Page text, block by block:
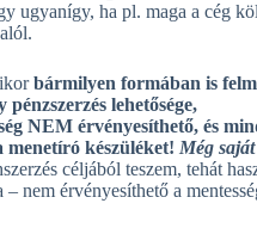
ugyanígy, ha pl. maga a cég
bármilyen formában is
pénzszerzés lehetősége,
NEM érvényesíthető, és
menetíró készüléket! Még
céljából teszem, tehát
nem érvényesíthető a